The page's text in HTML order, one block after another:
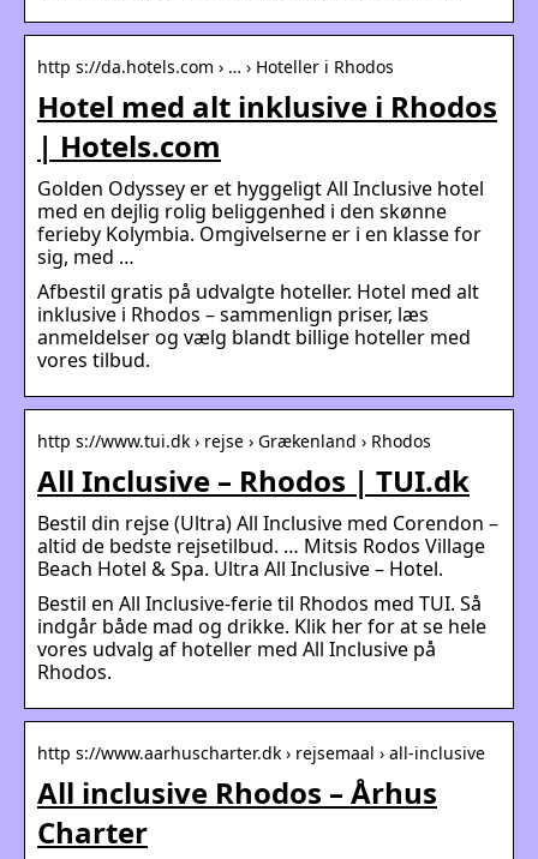
http s://da.hotels.com › … › Hoteller i Rhodos
Hotel med alt inklusive i Rhodos
| Hotels.com
Golden Odyssey er et hyggeligt All Inclusive hotel
med en dejlig rolig beliggenhed i den skønne
ferieby Kolymbia. Omgivelserne er i en klasse for
sig, med …
Afbestil gratis på udvalgte hoteller. Hotel med alt
inklusive i Rhodos – sammenlign priser, læs
anmeldelser og vælg blandt billige hoteller med
vores tilbud.
http s://www.tui.dk › rejse › Grækenland › Rhodos
All Inclusive – Rhodos | TUI.dk
Bestil din rejse (Ultra) All Inclusive med Corendon –
altid de bedste rejsetilbud. … Mitsis Rodos Village
Beach Hotel & Spa. Ultra All Inclusive – Hotel.
Bestil en All Inclusive-ferie til Rhodos med TUI. Så
indgår både mad og drikke. Klik her for at se hele
vores udvalg af hoteller med All Inclusive på
Rhodos.
http s://www.aarhuscharter.dk › rejsemaal › all-inclusive
All inclusive Rhodos – Århus
Charter